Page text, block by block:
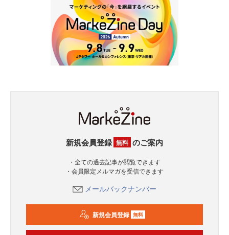
新規会員登録 無料 のご案内
・全ての過去記事が閲覧できます
・会員限定メルマガを受信できます
メールバックナンバー
新規会員登録 無料